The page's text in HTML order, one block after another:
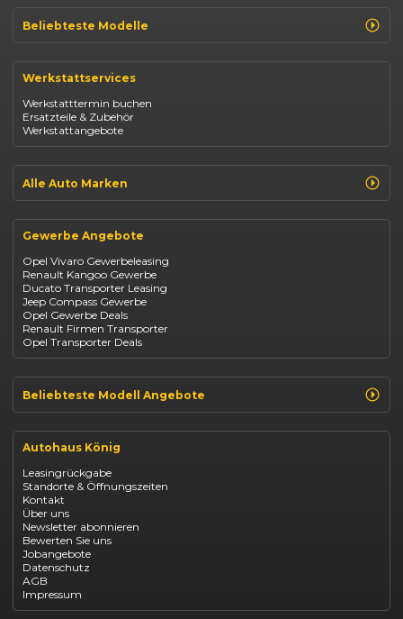
Beliebteste Modelle
Opel Corsa
Fiat 500
Dacia Duster
Dacia Sandero
Jeep Compass
Suzuki Vitara
Suzuki Swift
BYD Seal
Mazda CX-30
Citroen C4
Werkstattservices
Werkstatttermin buchen
Ersatzteile & Zubehör
Werkstattangebote
Alle Auto Marken
Opel
Fiat
Jeep
Suzuki
BYD
Kia
Mazda
Citroën
Abarth
Fiat Professional
Gewerbe Angebote
Opel Vivaro Gewerbeleasing
Renault Kangoo Gewerbe
Ducato Transporter Leasing
Jeep Compass Gewerbe
Opel Gewerbe Deals
Renault Firmen Transporter
Opel Transporter Deals
Beliebteste Modell Angebote
Renault Arkana Leasing
Renault Captur Leasing
Opel Astra leasen
Opel Mokka kaufen
Opel Grandland finanzieren
Opel Vivaro Gewerbeleasing
Fiat 500 finanzieren
Fiat Panda leasen
Dacia Duster finanzieren
Dacia Sandero kaufen
Dacia Jogger leasen
Jeep Compass leasen
Jeep Renegade finanzieren
Autohaus König
Leasingrückgabe
Standorte & Öffnungszeiten
Kontakt
Über uns
Newsletter abonnieren
Bewerten Sie uns
Jobangebote
Datenschutz
AGB
Impressum